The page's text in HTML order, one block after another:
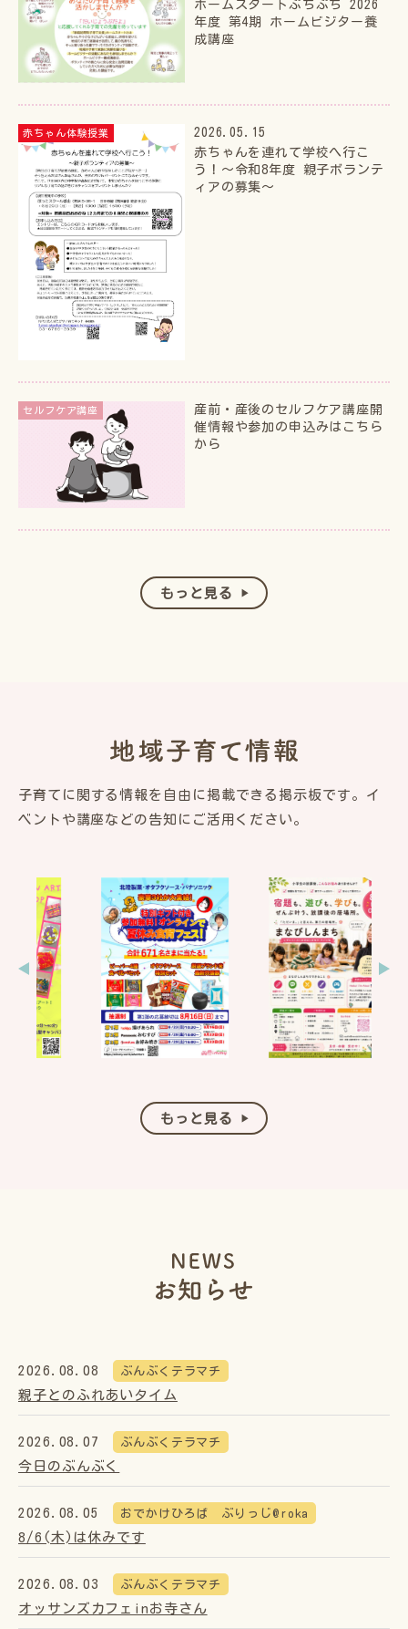
ホームスタートぷちぷち 2026
年度 第4期 ホームビジター養
成講座
赤ちゃん体験授業 2026.05.15
赤ちゃんを連れて学校へ行こ
う！～令和8年度 親子ボランテ
ィアの募集～
セルフケア講座 産前・産後のセルフケア講座 開
催情報や参加の申込みはこちら
から
もっと見る
子育てに関する情報を自由に掲載できる掲示板です。 イ
ベントや講座などの告知にご活用ください。
もっと見る
2026.08.08 ぶんぶくテラマチ
親子とのふれあいタイム
2026.08.07 ぶんぶくテラマチ
今日のぶんぶく
2026.08.05 おでかけひろば ぶりっじ@roka
8/6(木)は休みです
2026.08.03 ぶんぶくテラマチ
オッサンズカフェinお寺さん